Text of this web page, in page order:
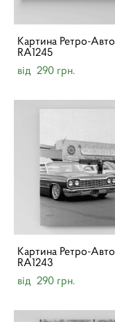
Картина Ретро-Авто
RA1245
від 290 грн.
Картина Ретро-Авто
RA1243
від 290 грн.